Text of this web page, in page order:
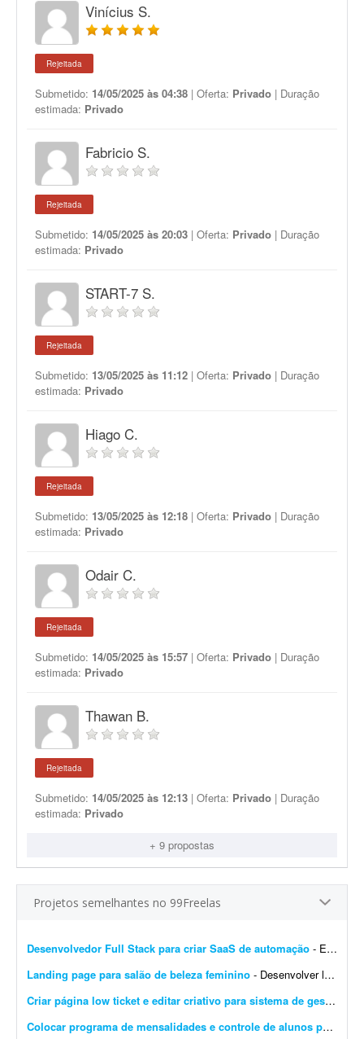
Vinícius S.
Rejeitada
Submetido: 14/05/2025 às 04:38 | Oferta: Privado | Duração
estimada: Privado
Fabricio S.
Rejeitada
Submetido: 14/05/2025 às 20:03 | Oferta: Privado | Duração
estimada: Privado
START-7 S.
Rejeitada
Submetido: 13/05/2025 às 11:12 | Oferta: Privado | Duração
estimada: Privado
Hiago C.
Rejeitada
Submetido: 13/05/2025 às 12:18 | Oferta: Privado | Duração
estimada: Privado
Odair C.
Rejeitada
Submetido: 14/05/2025 às 15:57 | Oferta: Privado | Duração
estimada: Privado
Thawan B.
Rejeitada
Submetido: 14/05/2025 às 12:13 | Oferta: Privado | Duração
estimada: Privado
+ 9 propostas
Projetos semelhantes no 99Freelas
Desenvolvedor Full Stack para criar SaaS de automação - Estou procurando um desenvolvedor Full Stack para desenvolver um projeto do zero. O objetivo é criar um SaaS completo de automação para redes sociais, iniciando com um MVP robu...
Landing page para salão de beleza feminino - Desenvolver landing page para salão de beleza feminino, com foco em agendamentos via WhatsApp. Deve conter: - Serviços - Galeria - Depoimentos - Localização - Design re...
Criar página low ticket e editar criativo para sistema de gestão
Colocar programa de mensalidades e controle de alunos para rodar